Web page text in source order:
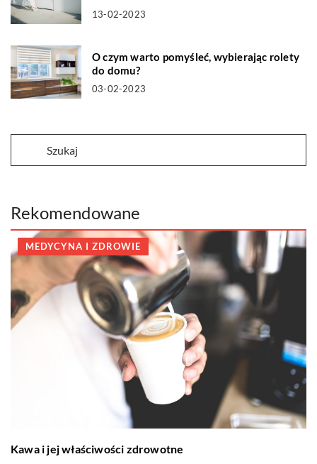
13-02-2023
O czym warto pomyśleć, wybierając rolety
do domu?
03-02-2023
Rekomendowane
MEDYCYNA I ZDROWIE
Kawa i jej właściwości zdrowotne